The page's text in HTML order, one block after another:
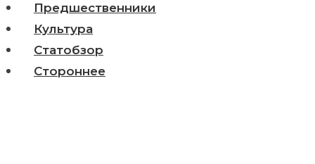
Предшественники
Культура
Статобзор
Стороннее